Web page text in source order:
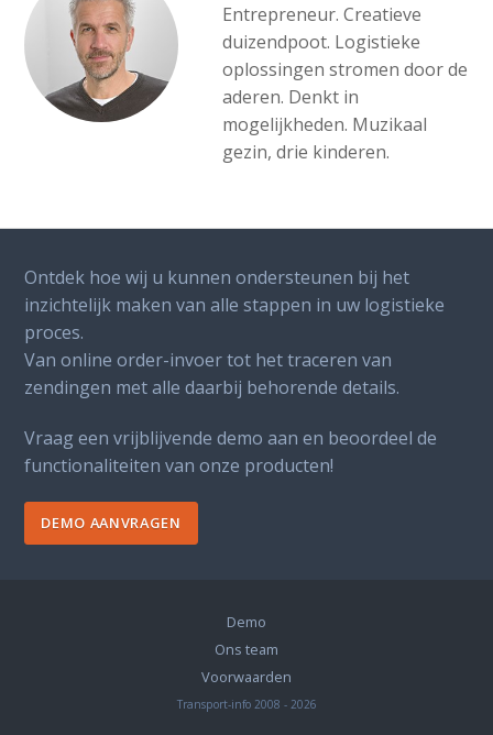
Entrepreneur. Creatieve
duizendpoot. Logistieke
oplossingen stromen door de
aderen. Denkt in
mogelijkheden. Muzikaal
gezin, drie kinderen.
Ontdek hoe wij u kunnen ondersteunen bij het
inzichtelijk maken van alle stappen in uw logistieke
proces.
Van online order-invoer tot het traceren van
zendingen met alle daarbij behorende details.
Vraag een vrijblijvende demo aan en beoordeel de
functionaliteiten van onze producten!
DEMO AANVRAGEN
Demo
Ons team
Voorwaarden
Transport-info 2008 - 2026